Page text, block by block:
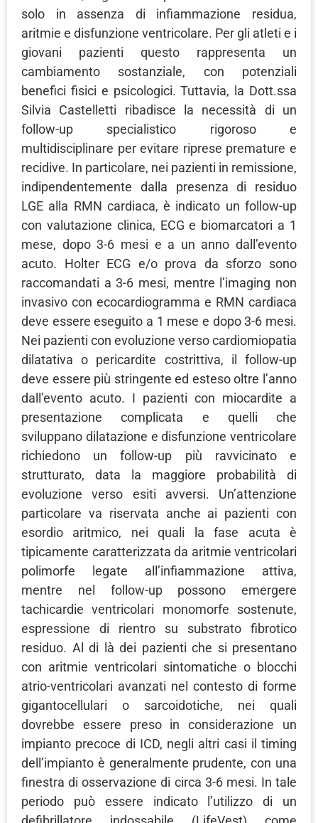
solo in assenza di infiammazione residua,
aritmie e disfunzione ventricolare. Per gli atleti e i
giovani pazienti questo rappresenta un
cambiamento sostanziale, con potenziali
benefici fisici e psicologici. Tuttavia, la Dott.ssa
Silvia Castelletti ribadisce la necessità di un
follow-up specialistico rigoroso e
multidisciplinare per evitare riprese premature e
recidive. In particolare, nei pazienti in remissione,
indipendentemente dalla presenza di residuo
LGE alla RMN cardiaca, è indicato un follow-up
con valutazione clinica, ECG e biomarcatori a 1
mese, dopo 3-6 mesi e a un anno dall’evento
acuto. Holter ECG e/o prova da sforzo sono
raccomandati a 3-6 mesi, mentre l’imaging non
invasivo con ecocardiogramma e RMN cardiaca
deve essere eseguito a 1 mese e dopo 3-6 mesi.
Nei pazienti con evoluzione verso cardiomiopatia
dilatativa o pericardite costrittiva, il follow-up
deve essere più stringente ed esteso oltre l’anno
dall’evento acuto. I pazienti con miocardite a
presentazione complicata e quelli che
sviluppano dilatazione e disfunzione ventricolare
richiedono un follow-up più ravvicinato e
strutturato, data la maggiore probabilità di
evoluzione verso esiti avversi. Un’attenzione
particolare va riservata anche ai pazienti con
esordio aritmico, nei quali la fase acuta è
tipicamente caratterizzata da aritmie ventricolari
polimorfe legate all’infiammazione attiva,
mentre nel follow-up possono emergere
tachicardie ventricolari monomorfe sostenute,
espressione di rientro su substrato fibrotico
residuo. Al di là dei pazienti che si presentano
con aritmie ventricolari sintomatiche o blocchi
atrio-ventricolari avanzati nel contesto di forme
gigantocellulari o sarcoidotiche, nei quali
dovrebbe essere preso in considerazione un
impianto precoce di ICD, negli altri casi il timing
dell’impianto è generalmente prudente, con una
finestra di osservazione di circa 3-6 mesi. In tale
periodo può essere indicato l’utilizzo di un